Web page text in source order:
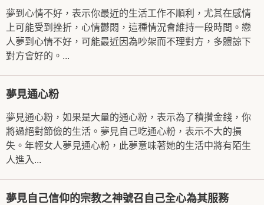
夢到心情不好，表示你最近的生活工作不順利，尤其在感情
上可能受到挫折，心情鬱悶，這種情況會維持一段時間。戀
人夢到心情不好，可能最近因為吵架而不理對方，多體諒下
對方會好的。...
夢見通心粉
夢見通心粉，如果是大量的通心粉，表示為了積攢金錢，你
將過絕對節儉的生活。夢見自己吃通心粉，表示不大的損
失。年輕女人夢見通心粉，此夢意味著她的生活中將有陌生
人進入...
夢見自己信仰的宗教之神號召自己全心為其服務